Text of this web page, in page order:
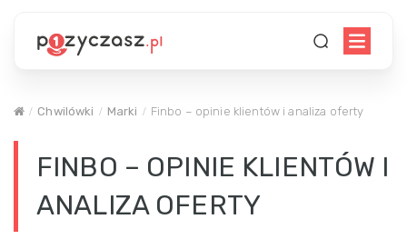
Chwilówki Marki Finbo – opinie klientów i analiza oferty
FINBO – OPINIE KLIENTÓW I
ANALIZA OFERTY